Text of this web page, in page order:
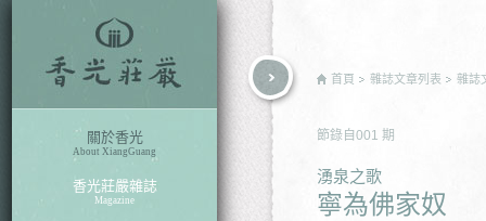
關於香光
About XiangGuang
香光莊嚴雜誌
Magazine
首頁 雜誌文章列表 雜誌
節錄自 001 期
湧泉之歌
寧為佛家奴